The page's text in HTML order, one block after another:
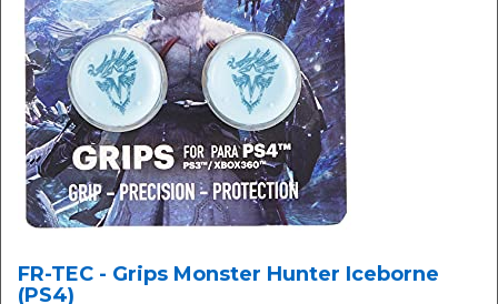
FR-TEC - Grips Monster Hunter Iceborne
(PS4)